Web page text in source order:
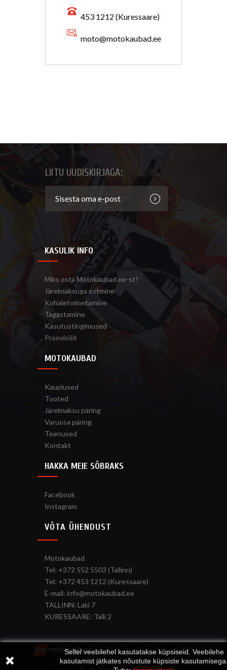
453 1212 (Kuressaare)
moto@motokaubad.ee
LIITU UUDISKIRJAGA:
KASULIK INFO
Miks osta Motokaubad.ee-st?
Järelmaksuga ostmine
Kohaletoimetamine
Tagastamine
Kasutustingimused
Proovisõit
MOTOKAUBAD
Kauplused
Tooted
Järelmaksu päring
Varuosa päring
Teenused
Kontakt
HAKKA MEIE SÕBRAKS
Facebook
Instagram
VÕTA ÜHENDUST
Motokaubad
Tel: +372 552 5503 (Tallinn)
Tel: +372 453 1212 (Kuressaare)
E-mail: info@motokaubad.ee
TALLINN: Laki 7
KURESSAARE: Talli 2
Sellel veebilehel kasutatakse küpsiseid. Veebilehe
kasutamist jätkates nõustute küpsiste
Copyright © 2017 Autofrend OÜ